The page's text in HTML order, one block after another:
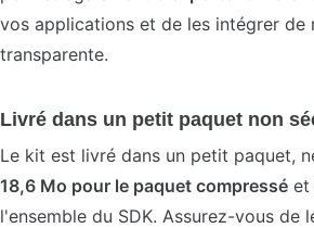
vos applications et de les intégrer de
transparente.
Livré dans un petit paquet non
Le kit est livré dans un petit paquet,
18,6 Mo pour le paquet compressé et
l'ensemble du SDK. Assurez-vous de